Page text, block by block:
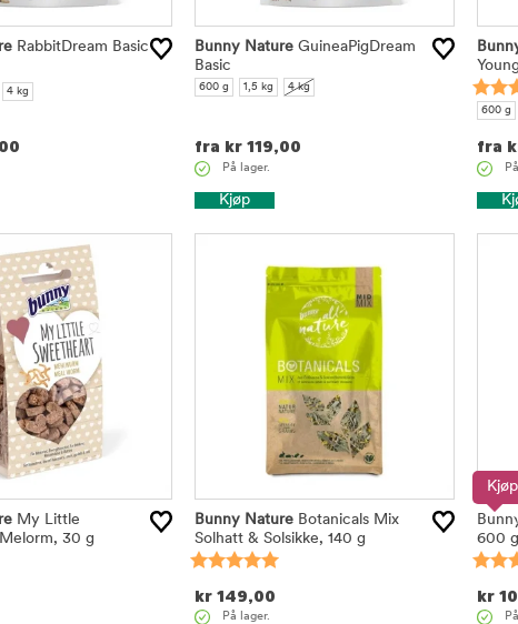
RabbitDream Basic
4 kg
Bunny Nature GuineaPigDream
Basic
600 g 1,5 kg 4 kg
fra kr119,00
På lager.
Kjøp
Young
600 g
fra
My Little
30 g
Bunny Nature Botanicals Mix
Solhatt & Solsikke, 140 g
kr149,00
På lager.
600 g
kr